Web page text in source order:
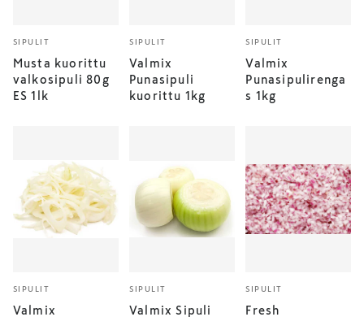
SIPULIT
Musta kuorittu
valkosipuli 80g
ES 1lk
SIPULIT
Valmix
Punasipuli
kuorittu 1kg
SIPULIT
Valmix
Punasipulirenga
s 1kg
SIPULIT
Valmix
SIPULIT
Valmix Sipuli
SIPULIT
Fresh